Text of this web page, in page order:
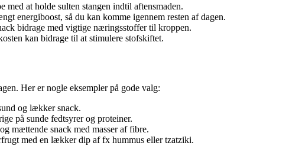
at holde sulten stangen indtil aftensmaden.
energiboost, så du kan komme igennem resten af dagen.
bidrage med vigtige næringsstoffer til kroppen.
kan bidrage til at stimulere stofskiftet.
Her er nogle eksempler på gode valg:
og lækker snack.
på sunde fedtsyrer og proteiner.
mættende snack med masser af fibre.
med en lækker dip af fx hummus eller tzatziki.